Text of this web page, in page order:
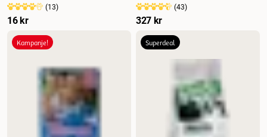
(13)
16 kr
(43)
327 kr
Kampanje! Superdeal